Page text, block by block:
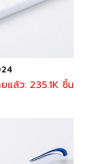
แล้ว: 235.1K ชิ้น